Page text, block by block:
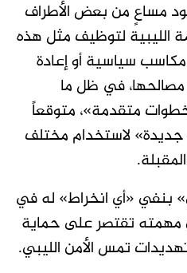
مساعٍ من بعض الأطراف
الليبية لتوظيف مثل هذه
سياسية أو إعادة
في ظل ما
متقدمة»، متوقعاً
لاستخدام مختلف
«أي انخراط» له في
مهمته تقتصر على حماية
تمس الأمن الليبي.